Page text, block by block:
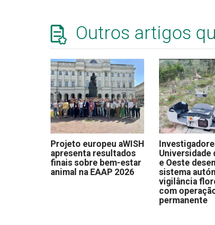
Outros artigos
Projeto europeu aWISH
apresenta resultados
finais sobre bem-estar
animal na EAAP 2026
Universidade
e Oeste
sistema
vigilância
com
permanente